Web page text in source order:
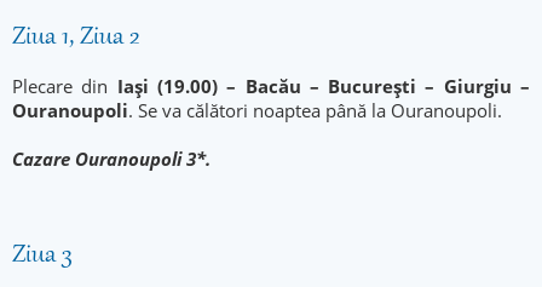
Ziua 1, Ziua 2
Plecare din Iași (19.00) – Bacău – București – Giurgiu –
Ouranoupoli. Se va călători noaptea până la Ouranoupoli.
Cazare Ouranoupoli 3*.
Ziua 3